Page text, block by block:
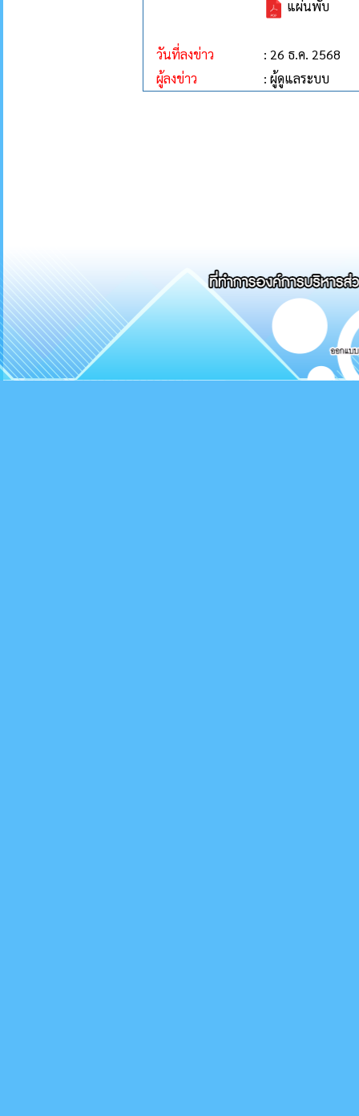
แผ่นพับ
วันที่ลงข่าว
: 26 ธ.ค. 2568
ผู้ลงข่าว
: ผู้ดูแลระบบ